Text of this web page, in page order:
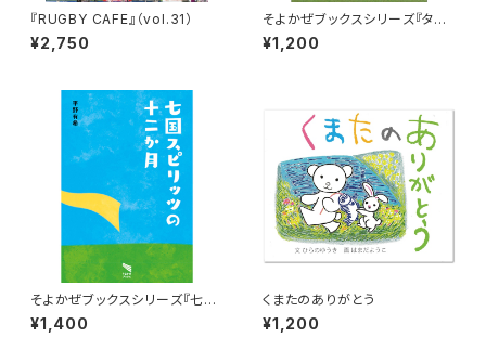
『RUGBY CAFE』（vol.31）
¥2,750
そよかぜブックスシリーズ『タグ
ラグビーの教科書 タグノート』
¥1,200
そよかぜブックスシリーズ『七国
スピリッツの十二か月』
¥1,400
くまたのありがとう
¥1,200